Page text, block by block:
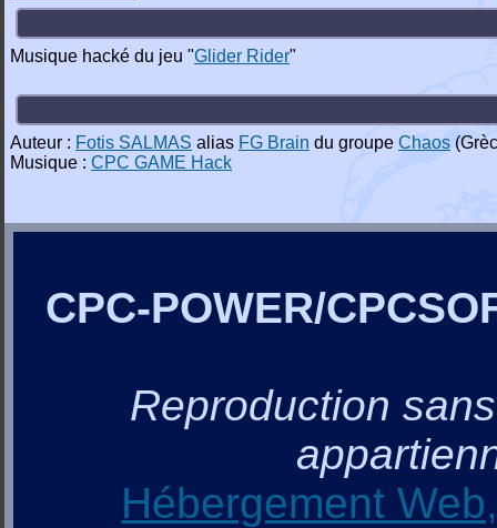
Musique hacké du jeu "Glider Rider"
Auteur : Fotis SALMAS alias FG Brain du groupe Chaos
Musique : CPC GAME Hack
CPC-POWER/
Reproduction
Hébergement